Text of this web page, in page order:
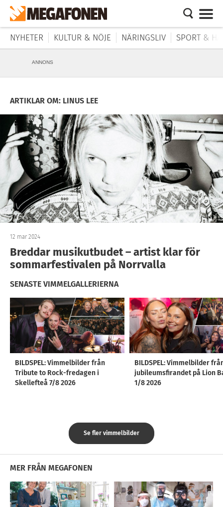
NYHETER KULTUR & NÖJE NÄRINGSLIV SPORT &
ANNONS
ARTIKLAR OM: LINUS LEE
12 mar 2024
Breddar musikutbudet – artist klar för
sommarfestivalen på Norrvalla
SENASTE VIMMELGALLERIERNA
BILDSPEL: Vimmelbilder från
Tribute to Rock-fredagen i
Skellefteå 7/8 2026
BILDSPEL: Vimmelbilder
jubileumsfirandet på Lion
1/8 2026
Se fler vimmelbilder
MER FRÅN MEGAFONEN